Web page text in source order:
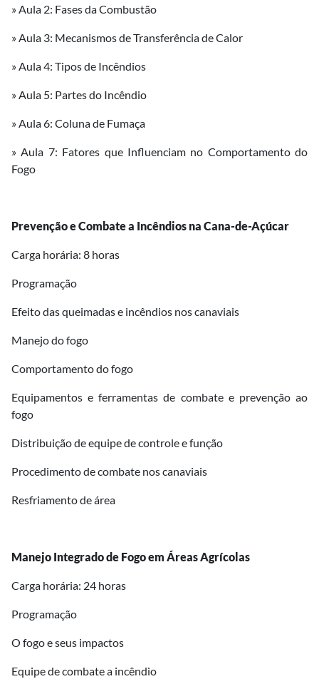
» Aula 2: Fases da Combustão
» Aula 3: Mecanismos de Transferência de Calor
» Aula 4: Tipos de Incêndios
» Aula 5: Partes do Incêndio
» Aula 6: Coluna de Fumaça
» Aula 7: Fatores que Influenciam no Comportamento do
Fogo
Prevenção e Combate a Incêndios na Cana-de-Açúcar
Carga horária: 8 horas
Programação
Efeito das queimadas e incêndios nos canaviais
Manejo do fogo
Comportamento do fogo
Equipamentos e ferramentas de combate e prevenção ao
fogo
Distribuição de equipe de controle e função
Procedimento de combate nos canaviais
Resfriamento de área
Manejo Integrado de Fogo em Áreas Agrícolas
Carga horária: 24 horas
Programação
O fogo e seus impactos
Equipe de combate a incêndio